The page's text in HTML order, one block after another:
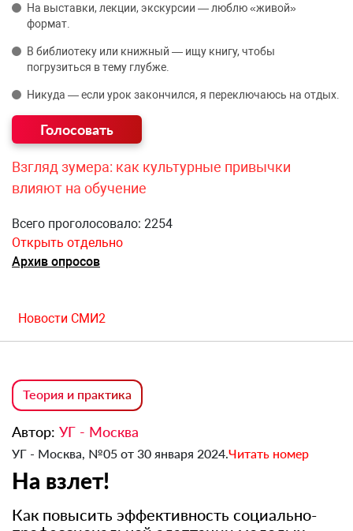
На выставки, лекции, экскурсии — люблю «живой»
формат.
В библиотеку или книжный — ищу книгу, чтобы
погрузиться в тему глубже.
Никуда — если урок закончился, я переключаюсь на отдых.
Взгляд зумера: как культурные привычки
влияют на обучение
Всего проголосовало: 2254
Открыть отдельно
Архив опросов
Новости СМИ2
Теория и практика
Автор: УГ - Москва
УГ - Москва, №05 от 30 января 2024.Читать номер
На взлет!
Как повысить эффективность социально-